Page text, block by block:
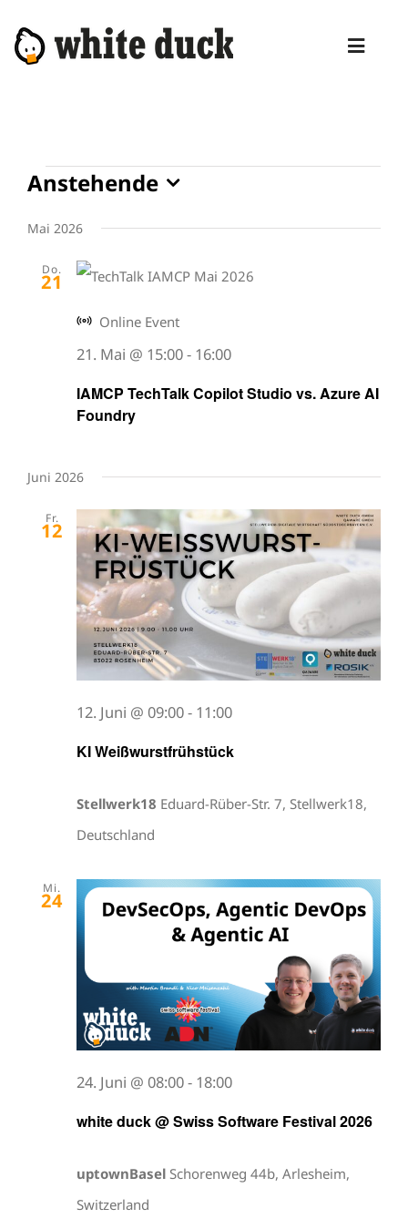
Inhalt
DIENSTLEISTUNGEN
PRODUKTE
ABOUT
Veranstaltungen
Anstehende
wählen.
Mai 2026
Do.
21
IAMCP TechTalk Copilot Studio vs. Azure AI
Foundry
21. Mai @ 15:00- 16:00
Online Event
Juni 2026
Fr.
12
KI Weißwurstfrühstück
12. Juni @ 09:00- 11:00
Stellwerk18 Eduard-Rüber-Str. 7, Stellwerk18,
Deutschland
Mi.
24
white duck @ Swiss Software Festival 2026
24. Juni @ 08:00- 18:00
uptownBasel Schorenweg 44b, Arlesheim,
Switzerland